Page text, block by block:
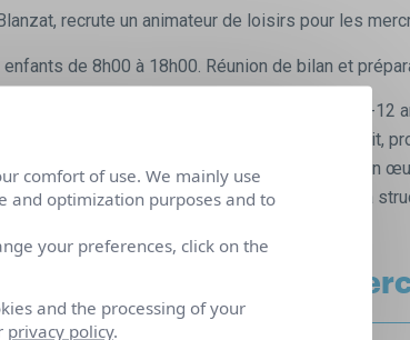
recrute un animateur de loisirs pour les
de 8h00 à 18h00. Réunion de bilan et
du Directeur d’Accueil Collectif de Mineurs 4-12
encadre un groupe d’enfants. En équipe il conçoit,
suivant une thématique qu’il aura choisi et met en
adéquation avec le projet pédagogique de la
et qualités
comfort of use. We mainly use
and optimization purposes and to
your preferences, click on the
and the processing of your
privacy policy.